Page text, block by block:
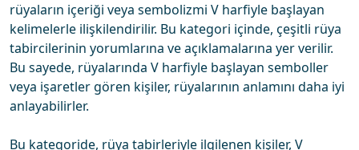
rüyaların içeriği veya sembolizmi V harfiyle başlayan
kelimelerle ilişkilendirilir. Bu kategori içinde, çeşitli rüya
tabircilerinin yorumlarına ve açıklamalarına yer verilir.
Bu sayede, rüyalarında V harfiyle başlayan semboller
veya işaretler gören kişiler, rüyalarının anlamını daha iyi
anlayabilirler.
Bu kategoride, rüya tabirleriyle ilgilenen kişiler, V